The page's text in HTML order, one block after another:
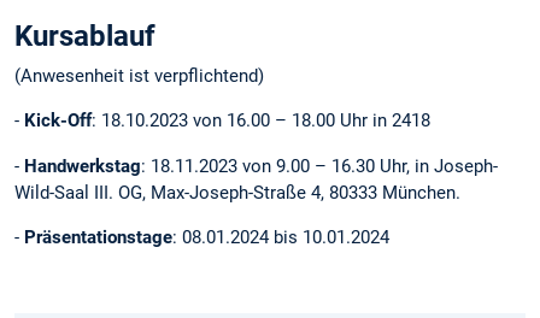
Kursablauf
(Anwesenheit ist verpflichtend)
- Kick-Off: 18.10.2023 von 16.00 – 18.00 Uhr in 2418
- Handwerkstag: 18.11.2023 von 9.00 – 16.30 Uhr, in Joseph-
Wild-Saal III. OG, Max-Joseph-Straße 4, 80333 München.
- Präsentationstage: 08.01.2024 bis 10.01.2024